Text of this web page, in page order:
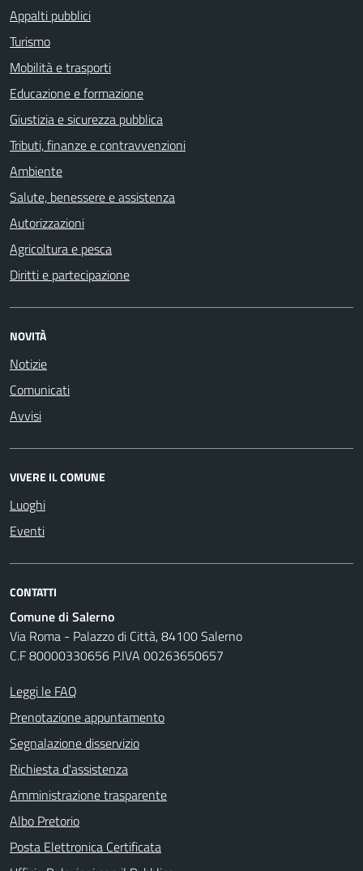
Appalti pubblici
Turismo
Mobilità e trasporti
Educazione e formazione
Giustizia e sicurezza pubblica
Tributi, finanze e contravvenzioni
Ambiente
Salute, benessere e assistenza
Autorizzazioni
Agricoltura e pesca
Diritti e partecipazione
NOVITÀ
Notizie
Comunicati
Avvisi
VIVERE IL COMUNE
Luoghi
Eventi
CONTATTI
Comune di Salerno
Via Roma - Palazzo di Città, 84100 Salerno
C.F 80000330656 P.IVA 00263650657
Leggi le FAQ
Prenotazione appuntamento
Segnalazione disservizio
Richiesta d'assistenza
Amministrazione trasparente
Albo Pretorio
Posta Elettronica Certificata